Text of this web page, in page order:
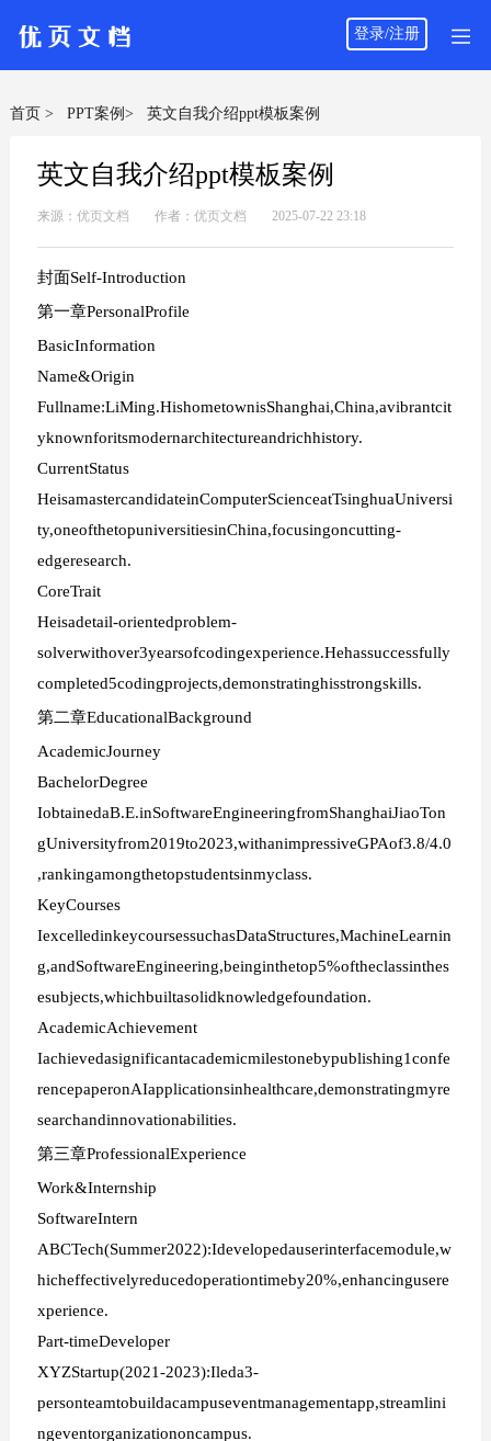
登录/注册
首页 > PPT案例> 英文自我介绍ppt模板案例
英文自我介绍ppt模板案例
来源： 优页文档 作者： 优页文档 2025-07-22 23:18
封面Self-Introduction
第一章PersonalProfile
BasicInformation
Name&Origin
Fullname:LiMing.HishometownisShanghai,China,avibrantcit
yknownforitsmodernarchitectureandrichhistory.
CurrentStatus
HeisamastercandidateinComputerScienceatTsinghuaUniversi
ty,oneofthetopuniversitiesinChina,focusingoncutting-
edgeresearch.
CoreTrait
Heisadetail-orientedproblem-
solverwithover3yearsofcodingexperience.Hehassuccessfully
completed5codingprojects,demonstratinghisstrongskills.
第二章EducationalBackground
AcademicJourney
BachelorDegree
IobtainedaB.E.inSoftwareEngineeringfromShanghaiJiaoTon
gUniversityfrom2019to2023,withanimpressiveGPAof3.8/4.0
,rankingamongthetopstudentsinmyclass.
KeyCourses
IexcelledinkeycoursessuchasDataStructures,MachineLearnin
g,andSoftwareEngineering,beinginthetop5%oftheclassinthes
esubjects,whichbuiltasolidknowledgefoundation.
AcademicAchievement
Iachievedasignificantacademicmilestonebypublishing1confe
rencepaperonAIapplicationsinhealthcare,demonstratingmyre
searchandinnovationabilities.
第三章ProfessionalExperience
Work&Internship
SoftwareIntern
ABCTech(Summer2022):Idevelopedauserinterfacemodule,w
hicheffectivelyreducedoperationtimeby20%,enhancingusere
xperience.
Part-timeDeveloper
XYZStartup(2021-2023):Ileda3-
personteamtobuildacampuseventmanagementapp,streamlini
ngeventorganizationoncampus.